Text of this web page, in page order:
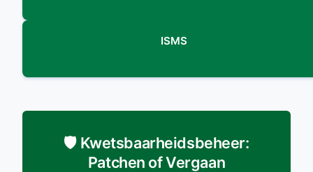
ISMS
🛡️ Kwetsbaarheidsbeheer:
Patchen of Vergaan